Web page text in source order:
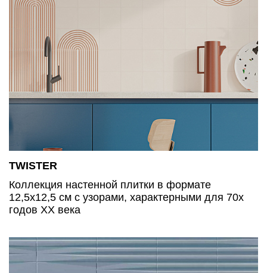
TWISTER
Коллекция настенной плитки в формате
12,5х12,5 см с узорами, характерными для 70х
годов ХХ века